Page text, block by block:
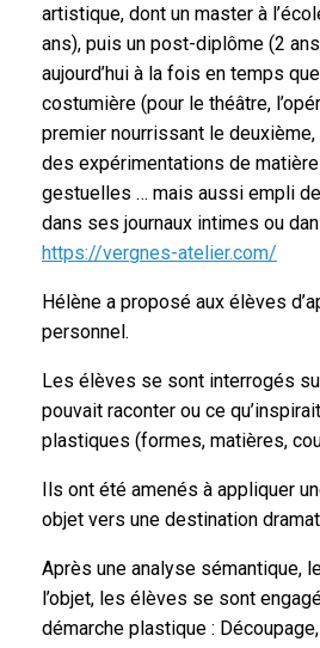
artistique, dont un master à
ans), puis un post-diplôme (2
aujourd’hui à la fois en temps
costumière (pour le théâtre,
premier nourrissant le
des expérimentations de
gestuelles … mais aussi empli
dans ses journaux intimes ou
https://vergnes-atelier.com/
Hélène a proposé aux élèves
personnel.
Les élèves se sont interrogés
pouvait raconter ou ce
plastiques (formes, matières,
Ils ont été amenés à appliquer
objet vers une destination
Après une analyse sémantique,
l’objet, les élèves se sont
démarche plastique :